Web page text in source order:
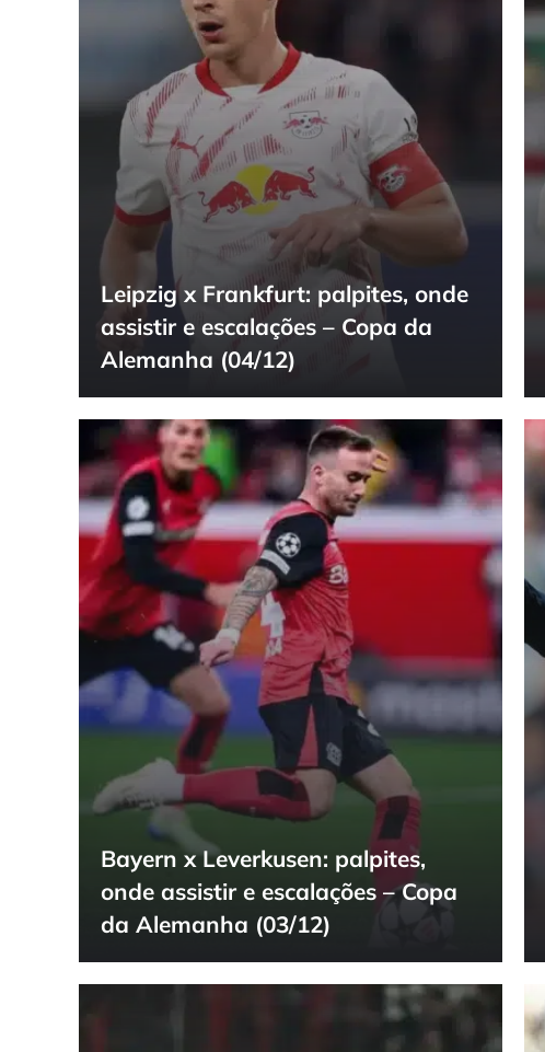
Leipzig x Frankfurt: palpites, onde
assistir e escalações – Copa da
Alemanha (04/12)
Bayern x Leverkusen: palpites,
onde assistir e escalações – Copa
da Alemanha (03/12)